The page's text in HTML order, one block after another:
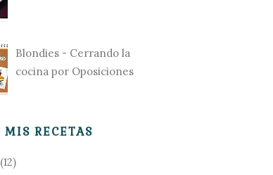
Blondies - Cerrando la
cocina por Oposiciones
MIS RECETAS
(12)